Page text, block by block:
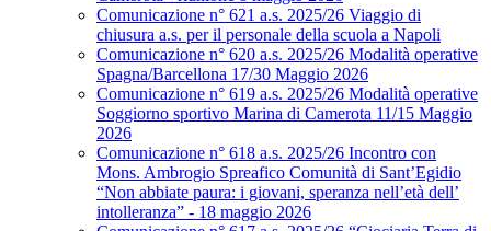
Comunicazione n° 621 a.s. 2025/26 Viaggio di
chiusura a.s. per il personale della scuola a Napoli
Comunicazione n° 620 a.s. 2025/26 Modalità operative
Spagna/Barcellona 17/30 Maggio 2026
Comunicazione n° 619 a.s. 2025/26 Modalità operative
Soggiorno sportivo Marina di Camerota 11/15 Maggio
2026
Comunicazione n° 618 a.s. 2025/26 Incontro con
Mons. Ambrogio Spreafico Comunità di Sant’Egidio
“Non abbiate paura: i giovani, speranza nell’età dell’
intolleranza” - 18 maggio 2026